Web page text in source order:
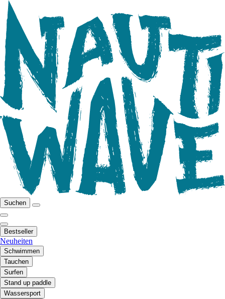
Suchen
Bestseller
Neuheiten
Schwimmen
Tauchen
Surfen
Stand up paddle
Wassersport